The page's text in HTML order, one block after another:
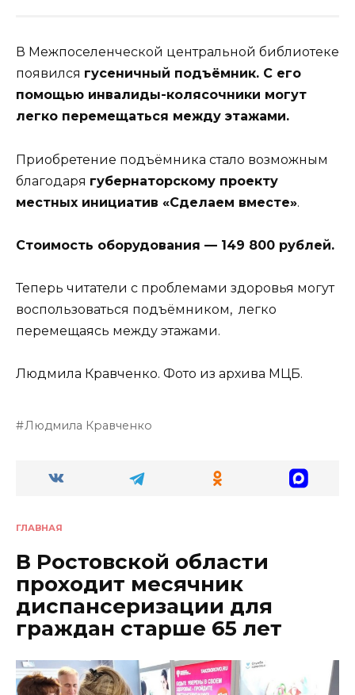
В Межпоселенческой центральной библиотеке
появился гусеничный подъёмник. С его
помощью инвалиды-колясочники могут
легко перемещаться между этажами.
Приобретение подъёмника стало возможным
благодаря губернаторскому проекту
местных инициатив «Сделаем вместе».
Стоимость оборудования — 149 800 рублей.
Теперь читатели с проблемами здоровья могут
воспользоваться подъёмником, легко
перемещаясь между этажами.
Людмила Кравченко. Фото из архива МЦБ.
Людмила Кравченко
ГЛАВНАЯ
В Ростовской области
проходит месячник
диспансеризации для
граждан старше 65 лет